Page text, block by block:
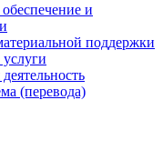
и
поддержки
(перевода)